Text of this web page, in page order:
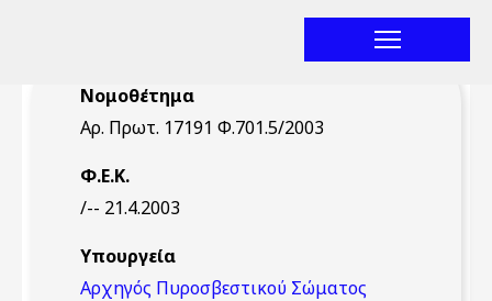
Νομοθέτημα
Αρ. Πρωτ. 17191 Φ.701.5/2003
Φ.Ε.Κ.
/-- 21.4.2003
Υπουργεία
Αρχηγός Πυροσβεστικού Σώματος